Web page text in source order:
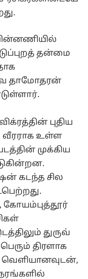
பின்னணியில்
தன்மை
தாமோதரன்
புதிய
வீரராக உள்ள
முக்கிய
கடந்த சில
கோயம்புத்தூர்
துருவ்
திரளாக
வெளியானவுடன்,